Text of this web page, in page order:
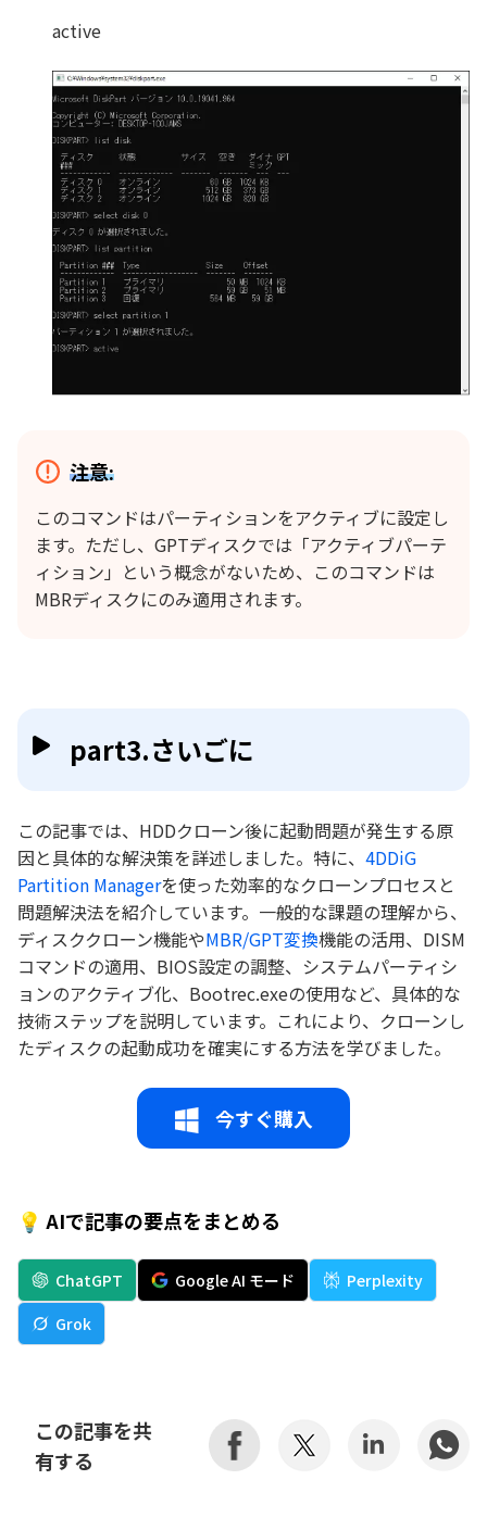
active
注意:
このコマンドはパーティションをアクティブに設定し
ます。ただし、GPTディスクでは「アクティブパーテ
ィション」という概念がないため、このコマンドは
MBRディスクにのみ適用されます。
part3.さいごに
この記事では、HDDクローン後に起動問題が発生する原
因と具体的な解決策を詳述しました。特に、 4DDiG
Partition Managerを使った効率的なクローンプロセスと
問題解決法を紹介しています。一般的な課題の理解から、
ディスククローン機能やMBR/GPT変換機能の活用、DISM
コマンドの適用、BIOS設定の調整、システムパーティシ
ョンのアクティブ化、Bootrec.exeの使用など、具体的な
技術ステップを説明しています。これにより、クローンし
たディスクの起動成功を確実にする方法を学びました。
今すぐ購入
💡 AIで記事の要点をまとめる
ChatGPT Google AI モード
Perplexity
Grok
この記事を共
有する